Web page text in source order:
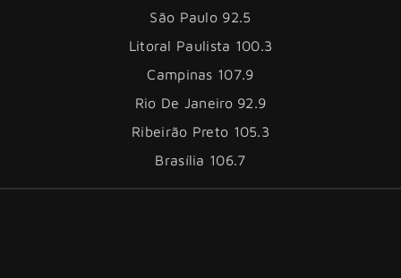
São Paulo 92.5
Litoral Paulista 100.3
Campinas 107.9
Rio De Janeiro 92.9
Ribeirão Preto 105.3
Brasília 106.7